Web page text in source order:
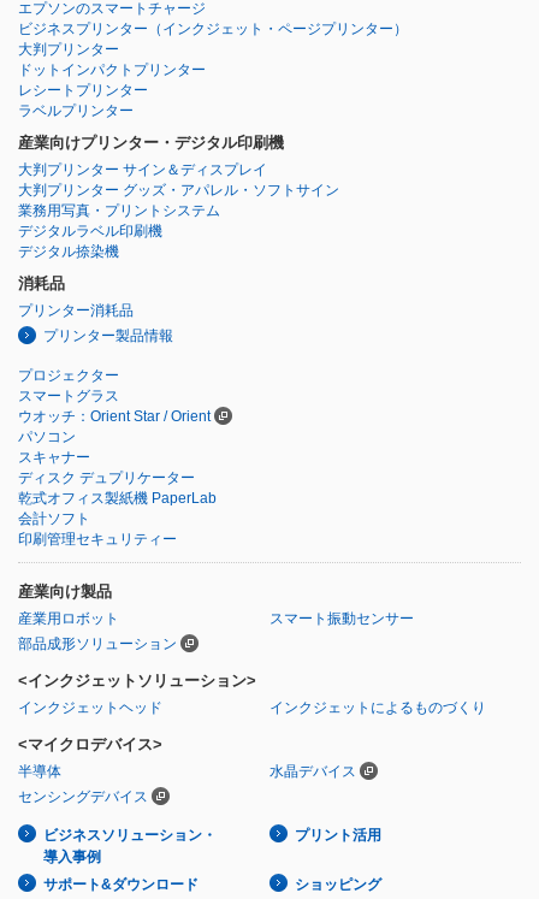
エプソンのスマートチャージ
ビジネスプリンター （インクジェット・ページプリンター）
大判プリンター
ドットインパクトプリンター
レシートプリンター
ラベルプリンター
産業向けプリンター・デジタル印刷機
大判プリンター サイン＆ディスプレイ
大判プリンター グッズ・アパレル・ソフトサイン
業務用写真・プリントシステム
デジタルラベル印刷機
デジタル捺染機
消耗品
プリンター消耗品
プリンター製品情報
プロジェクター
スマートグラス
ウオッチ：Orient Star / Orient
パソコン
スキャナー
ディスク デュプリケーター
乾式オフィス製紙機 PaperLab
会計ソフト
印刷管理セキュリティー
産業向け製品
産業用ロボット
スマート振動センサー
部品成形ソリューション
<インクジェットソリューション>
インクジェットヘッド インクジェットによるものづくり
<マイクロデバイス>
半導体
水晶デバイス
センシングデバイス
ビジネスソリューション・
導入事例
プリント活用
サポート&ダウンロード ショッピング